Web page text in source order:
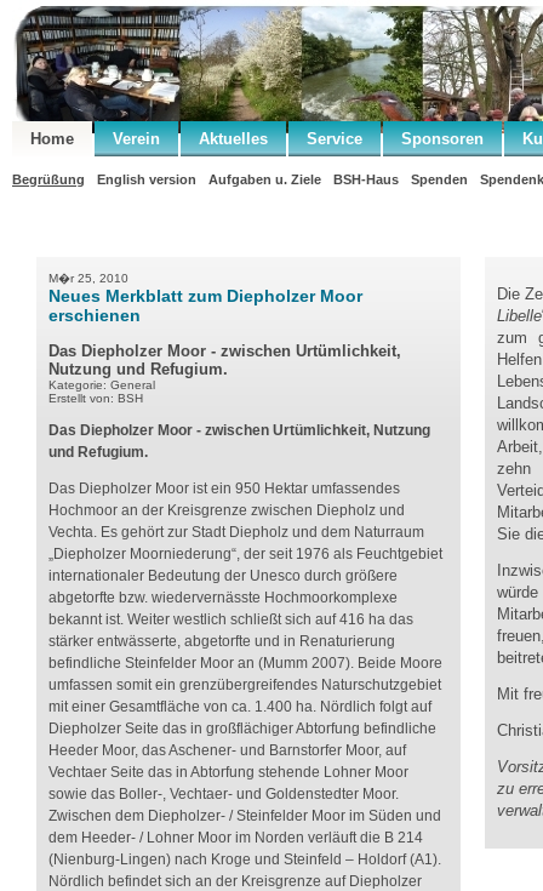
Home Verein Aktuelles Service Sponsoren
Begrüßung English version Aufgaben u. Ziele BSH-Haus Spenden
M�r 25, 2010
Neues Merkblatt zum Diepholzer Moor
erschienen
Das Diepholzer Moor - zwischen Urtümlichkeit,
Nutzung und Refugium.
Kategorie: General
Erstellt von: BSH
Das Diepholzer Moor - zwischen Urtümlichkeit, Nutzung
und Refugium.
Das Diepholzer Moor ist ein 950 Hektar umfassendes
Hochmoor an der Kreisgrenze zwischen Diepholz und
Vechta. Es gehört zur Stadt Diepholz und dem Naturraum
„Diepholzer Moorniederung“, der seit 1976 als Feuchtgebiet
internationaler Bedeutung der Unesco durch größere
abgetorfte bzw. wiedervernässte Hochmoorkomplexe
bekannt ist. Weiter westlich schließt sich auf 416 ha das
stärker entwässerte, abgetorfte und in Renaturierung
befindliche Steinfelder Moor an (Mumm 2007). Beide Moore
umfassen somit ein grenzübergreifendes Naturschutzgebiet
mit einer Gesamtfläche von ca. 1.400 ha. Nördlich folgt auf
Diepholzer Seite das in großflächiger Abtorfung befindliche
Heeder Moor, das Aschener- und Barnstorfer Moor, auf
Vechtaer Seite das in Abtorfung stehende Lohner Moor
sowie das Boller-, Vechtaer- und Goldenstedter Moor.
Zwischen dem Diepholzer- / Steinfelder Moor im Süden und
dem Heeder- / Lohner Moor im Norden verläuft die B 214
(Nienburg-Lingen) nach Kroge und Steinfeld – Holdorf (A1).
Nördlich befindet sich an der Kreisgrenze auf Diepholzer
Die
Libelle
zum
Sie
Mit
zu